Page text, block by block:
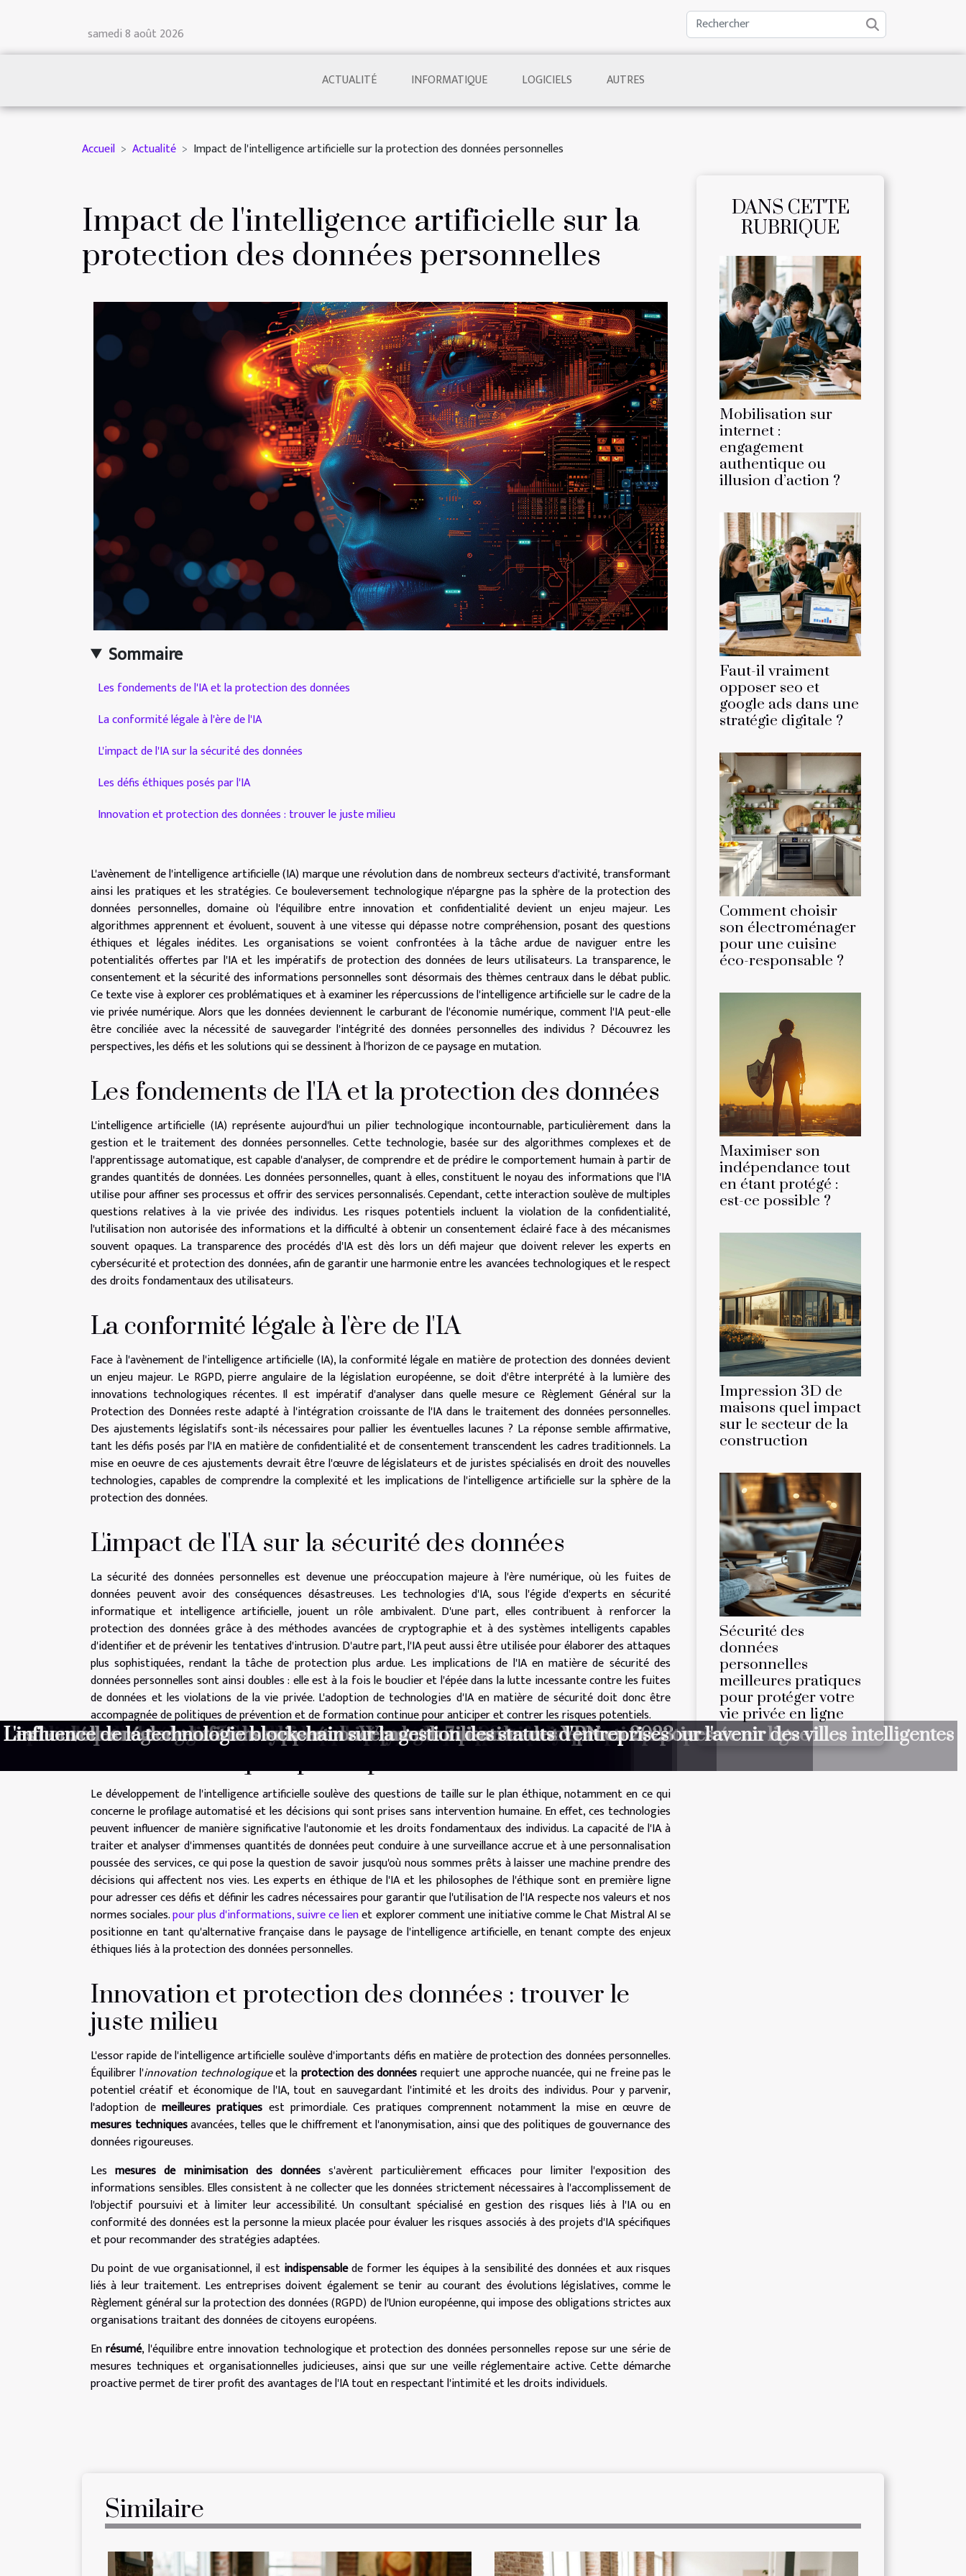
samedi 8 août 2026
ACTUALITÉ INFORMATIQUE LOGICIELS AUTRES
Accueil Actualité Impact de l'intelligence artificielle sur la protection des données personnelles
Impact de l'intelligence artificielle sur la
protection des données personnelles
Sommaire
Les fondements de l'IA et la protection des données
La conformité légale à l'ère de l'IA
L'impact de l'IA sur la sécurité des données
Les défis éthiques posés par l'IA
Innovation et protection des données : trouver le juste milieu
L'avènement de l'intelligence artificielle (IA) marque une révolution dans de nombreux secteurs d'activité, transformant
ainsi les pratiques et les stratégies. Ce bouleversement technologique n'épargne pas la sphère de la protection des
données personnelles, domaine où l'équilibre entre innovation et confidentialité devient un enjeu majeur. Les
algorithmes apprennent et évoluent, souvent à une vitesse qui dépasse notre compréhension, posant des questions
éthiques et légales inédites. Les organisations se voient confrontées à la tâche ardue de naviguer entre les
potentialités offertes par l'IA et les impératifs de protection des données de leurs utilisateurs. La transparence, le
consentement et la sécurité des informations personnelles sont désormais des thèmes centraux dans le débat public.
Ce texte vise à explorer ces problématiques et à examiner les répercussions de l'intelligence artificielle sur le cadre de la
vie privée numérique. Alors que les données deviennent le carburant de l'économie numérique, comment l'IA peut-elle
être conciliée avec la nécessité de sauvegarder l'intégrité des données personnelles des individus ? Découvrez les
perspectives, les défis et les solutions qui se dessinent à l'horizon de ce paysage en mutation.
Les fondements de l'IA et la protection des données
L'intelligence artificielle (IA) représente aujourd'hui un pilier technologique incontournable, particulièrement dans la
gestion et le traitement des données personnelles. Cette technologie, basée sur des algorithmes complexes et de
l'apprentissage automatique, est capable d'analyser, de comprendre et de prédire le comportement humain à partir de
grandes quantités de données. Les données personnelles, quant à elles, constituent le noyau des informations que l'IA
utilise pour affiner ses processus et offrir des services personnalisés. Cependant, cette interaction soulève de multiples
questions relatives à la vie privée des individus. Les risques potentiels incluent la violation de la confidentialité,
l'utilisation non autorisée des informations et la difficulté à obtenir un consentement éclairé face à des mécanismes
souvent opaques. La transparence des procédés d'IA est dès lors un défi majeur que doivent relever les experts en
cybersécurité et protection des données, afin de garantir une harmonie entre les avancées technologiques et le respect
des droits fondamentaux des utilisateurs.
La conformité légale à l'ère de l'IA
Face à l'avènement de l'intelligence artificielle (IA), la conformité légale en matière de protection des données devient
un enjeu majeur. Le RGPD, pierre angulaire de la législation européenne, se doit d'être interprété à la lumière des
innovations technologiques récentes. Il est impératif d'analyser dans quelle mesure ce Règlement Général sur la
Protection des Données reste adapté à l'intégration croissante de l'IA dans le traitement des données personnelles.
Des ajustements législatifs sont-ils nécessaires pour pallier les éventuelles lacunes ? La réponse semble affirmative,
tant les défis posés par l'IA en matière de confidentialité et de consentement transcendent les cadres traditionnels. La
mise en oeuvre de ces ajustements devrait être l'œuvre de législateurs et de juristes spécialisés en droit des nouvelles
technologies, capables de comprendre la complexité et les implications de l'intelligence artificielle sur la sphère de la
protection des données.
L'impact de l'IA sur la sécurité des données
La sécurité des données personnelles est devenue une préoccupation majeure à l'ère numérique, où les fuites de
données peuvent avoir des conséquences désastreuses. Les technologies d'IA, sous l'égide d'experts en sécurité
informatique et intelligence artificielle, jouent un rôle ambivalent. D'une part, elles contribuent à renforcer la
protection des données grâce à des méthodes avancées de cryptographie et à des systèmes intelligents capables
d'identifier et de prévenir les tentatives d'intrusion. D'autre part, l'IA peut aussi être utilisée pour élaborer des attaques
plus sophistiquées, rendant la tâche de protection plus ardue. Les implications de l'IA en matière de sécurité des
données personnelles sont ainsi doubles : elle est à la fois le bouclier et l'épée dans la lutte incessante contre les fuites
de données et les violations de la vie privée. L'adoption de technologies d'IA en matière de sécurité doit donc être
accompagnée de politiques de prévention et de formation continue pour anticiper et contrer les risques potentiels.
Le développement de l'intelligence artificielle soulève des questions de taille sur le plan éthique, notamment en ce qui
concerne le profilage automatisé et les décisions qui sont prises sans intervention humaine. En effet, ces technologies
peuvent influencer de manière significative l'autonomie et les droits fondamentaux des individus. La capacité de l'IA à
traiter et analyser d'immenses quantités de données peut conduire à une surveillance accrue et à une personnalisation
poussée des services, ce qui pose la question de savoir jusqu'où nous sommes prêts à laisser une machine prendre des
décisions qui affectent nos vies. Les experts en éthique de l'IA et les philosophes de l'éthique sont en première ligne
pour adresser ces défis et définir les cadres nécessaires pour garantir que l'utilisation de l'IA respecte nos valeurs et nos
normes sociales.pour plus d'informations, suivre ce lienet explorer comment une initiative comme le Chat Mistral AI se
positionne en tant qu'alternative française dans le paysage de l'intelligence artificielle, en tenant compte des enjeux
éthiques liés à la protection des données personnelles.
Innovation et protection des données : trouver le
juste milieu
L'essor rapide de l'intelligence artificielle soulève d'importants défis en matière de protection des données personnelles.
Équilibrer l'innovation technologiqueet laprotection des donnéesrequiert une approche nuancée, qui ne freine pas le
potentiel créatif et économique de l'IA, tout en sauvegardant l'intimité et les droits des individus. Pour y parvenir,
l'adoption demeilleures pratiques est primordiale. Ces pratiques comprennent notamment la mise en œuvre de
mesures techniquesavancées, telles que le chiffrement et l'anonymisation, ainsi que des politiques de gouvernance des
données rigoureuses.
Lesmesures de minimisation des donnéess'avèrent particulièrement efficaces pour limiter l'exposition des
informations sensibles. Elles consistent à ne collecter que les données strictement nécessaires à l'accomplissement de
l'objectif poursuivi et à limiter leur accessibilité. Un consultant spécialisé en gestion des risques liés à l'IA ou en
conformité des données est la personne la mieux placée pour évaluer les risques associés à des projets d'IA spécifiques
et pour recommander des stratégies adaptées.
Du point de vue organisationnel, il est indispensablede former les équipes à la sensibilité des données et aux risques
liés à leur traitement. Les entreprises doivent également se tenir au courant des évolutions législatives, comme le
Règlement général sur la protection des données (RGPD) de l'Union européenne, qui impose des obligations strictes aux
organisations traitant des données de citoyens européens.
Enrésumé, l'équilibre entre innovation technologique et protection des données personnelles repose sur une série de
mesures techniques et organisationnelles judicieuses, ainsi que sur une veille réglementaire active. Cette démarche
proactive permet de tirer profit des avantages de l'IA tout en respectant l'intimité et les droits individuels.
DANS CETTE
RUBRIQUE
Mobilisation sur
internet :
engagement
authentique ou
illusion d’action ?
Faut-il vraiment
opposer seo et
google ads dans une
stratégie digitale ?
Comment choisir
son électroménager
pour une cuisine
éco-responsable ?
Maximiser son
indépendance tout
en étant protégé :
est-ce possible ?
Impression 3D de
maisons quel impact
sur le secteur de la
construction
Sécurité des
données
personnelles
meilleures pratiques
pour protéger votre
vie privée en ligne
Similaire
Mobilisation sur internet : engagement authentique ou illusion d’action ?
Faut-il vraiment opposer seo et google ads dans une stratégie digitale ?
Comment choisir son électroménager pour une cuisine éco-responsable ?
Maximiser son indépendance tout en étant protégé : est-ce possible ?
Impression 3D de maisons quel impact sur le secteur de la construction
Sécurité des données personnelles meilleures pratiques pour protéger votre vie privée en ligne
Impact de la blockchain sur le développement web en 2023 analyse et perspectives
Le rôle des nanotechnologies dans l'avancement des dispositifs médicaux
Comment la technologie 5G transforme le paysage urbain et ses implications pour l'avenir des villes intelligentes
Les tendances émergentes en cybersécurité pour l'année en cours
Les conséquences de la fin du support de Windows 7 pour les entreprises
Les nouvelles réglementations suisses concernant l'utilisation des VPN en 2023
L'influence de la technologie blockchain sur la gestion des statuts d'entreprises